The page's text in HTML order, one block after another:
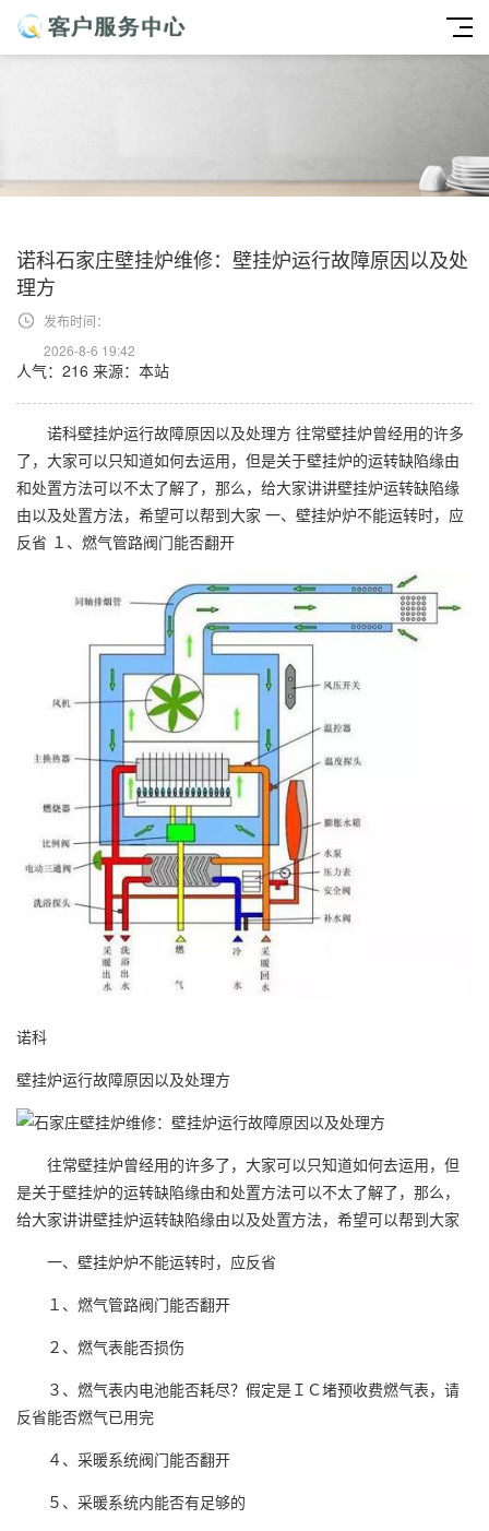
诺科石家庄壁挂炉维修：壁挂炉运行故障原因以及处
理方
发布时间：
2026-8-6 19:42
人气：216 来源：本站
诺科壁挂炉运行故障原因以及处理方 往常壁挂炉曾经用的许多
了，大家可以只知道如何去运用，但是关于壁挂炉的运转缺陷缘由
和处置方法可以不太了解了，那么，给大家讲讲壁挂炉运转缺陷缘
由以及处置方法，希望可以帮到大家 一、壁挂炉炉不能运转时，应
反省 １、燃气管路阀门能否翻开
诺科
壁挂炉运行故障原因以及处理方
往常壁挂炉曾经用的许多了，大家可以只知道如何去运用，但
是关于壁挂炉的运转缺陷缘由和处置方法可以不太了解了，那么，
给大家讲讲壁挂炉运转缺陷缘由以及处置方法，希望可以帮到大家
一、壁挂炉炉不能运转时，应反省
１、燃气管路阀门能否翻开
２、燃气表能否损伤
３、燃气表内电池能否耗尽？假定是ＩＣ堵预收费燃气表，请
反省能否燃气已用完
４、采暖系统阀门能否翻开
５、采暖系统内能否有足够的